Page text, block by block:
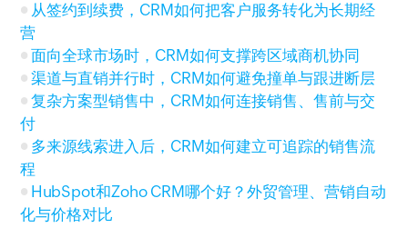
从签约到续费，CRM如何把客户服务转化为长期经
营
面向全球市场时，CRM如何支撑跨区域商机协同
渠道与直销并行时，CRM如何避免撞单与跟进断层
复杂方案型销售中，CRM如何连接销售、售前与交
付
多来源线索进入后，CRM如何建立可追踪的销售流
程
HubSpot和Zoho CRM哪个好？外贸管理、营销自动
化与价格对比